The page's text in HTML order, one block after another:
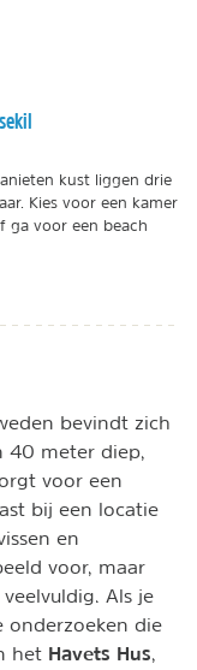
kust liggen drie
Kies voor een kamer
ga voor een beach
bevindt zich
40 meter diep,
voor een
bij een locatie
en
voor, maar
Als je
onderzoeken die
het Havets Hus